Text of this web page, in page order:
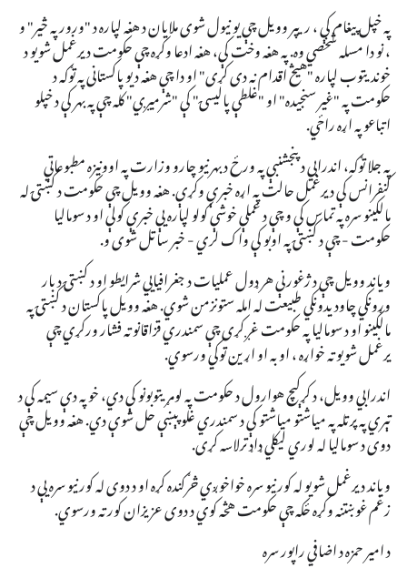
په خپل پیغام کې ، ریپر وویل چې یو نیول شوی ملایان د هغه لپاره د "ورور په څیر" و
، نو دا مسله شخصي وه. په هغه وخت کې، هغه ادعا وکړه چې حکومت د یرغمل شویو د
خوندیتوب لپاره "هیڅ اقدام نه دی کړی" او دا چې هغه د یو پاکستانی په توګه د
حکومت په "غیر سنجیده" او "غلطې پالیسۍ" کې "شرمیږي" کله چې په بهر کې د خپلو
اتباعو په اړه راځي.
په جلا توګه، اندرابي د پنجشنبې په ورځ د بهرنیو چارو وزارت په اوونیزه مطبوعاتي
کنفرانس کې د یرغمل حالت په اړه خبرې وکړې. هغه وویل چې حکومت د کښتۍ له
مالکینو سره په تماس کې و چې د عملې خوشې کولو لپاره یې خبرې کولې او د سومالیا
حکومت - چې د کښتۍ په اوبو کې واک لري - خبر ساتل شوی و.
ویاند وویل چې د ژغورنې هر ډول عملیات د جغرافیایي شرایطو او د کښتۍ د بار
وړونکي چاودیدونکي طبیعت له امله ستونزمن شوي. هغه وویل پاکستان د کښتۍ په
مالکینو او د سومالیا په حکومت غږ کړی چې سمندري قزاقانو ته فشار ورکړي چې
یرغمل شویو ته خواړه ، اوبه او اړین توکي ورسوي.
اندرابي وويل، د کړکېچ هوارول د حکومت په لومړيتوبونو کې دي، خو په دې سيمه کې د
تېري په پرتله په مياشتو مياشتو کې د سمندري غلو پېښې حل شوې دي. هغه وویل چې
دوی د سومالیا له لوري لیکلي ډاډ ترلاسه کړی.
ویاند د یرغمل شویو له کورنیو سره خواخوږي څرګنده کړه او د دوی له کورنیو سره یې د
زغم غوښتنه وکړه ځکه چې حکومت هڅه کوي د دوی عزیزان کور ته ورسوي.
د امیر حمزه د اضافي راپور سره